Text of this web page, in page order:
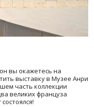
вы окажетесь на
выставку в Музее Анри
часть коллекции
великих француза